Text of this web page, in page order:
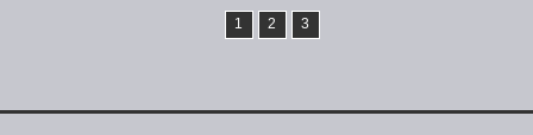
1 2 3